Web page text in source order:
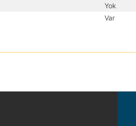
Yok
Var